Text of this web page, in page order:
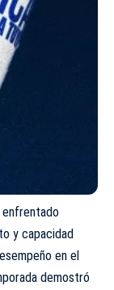
enfrentado
y capacidad
en el
demostró